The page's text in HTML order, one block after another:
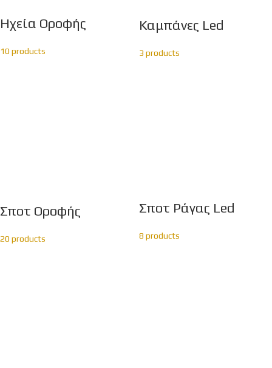
Ηχεία Οροφής
10 products
Καμπάνες Led
3 products
Σποτ Οροφής
20 products
Σποτ Ράγας Led
8 products